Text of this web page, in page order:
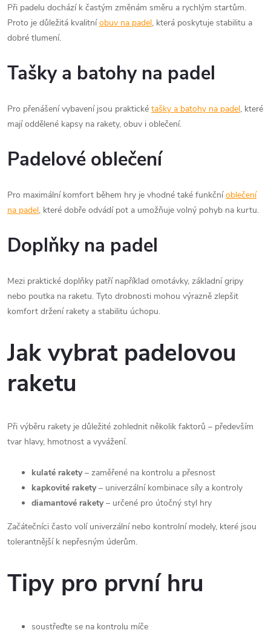
Při padelu dochází k častým změnám směru a rychlým startům.
Proto je důležitá kvalitníobuv na padel, která poskytuje stabilitu a
dobré tlumení.
Tašky a batohy na padel
Pro přenášení vybavení jsou praktické tašky a batohy na padel, které
mají oddělené kapsy na rakety, obuv i oblečení.
Padelové oblečení
Pro maximální komfort během hry je vhodné také funkčníoblečení
na padel, které dobře odvádí pot a umožňuje volný pohyb na kurtu.
Doplňky na padel
Mezi praktické doplňky patří například omotávky, základní gripy
nebo poutka na raketu. Tyto drobnosti mohou výrazně zlepšit
komfort držení rakety a stabilitu úchopu.
Jak vybrat padelovou
raketu
Při výběru rakety je důležité zohlednit několik faktorů – především
tvar hlavy, hmotnost a vyvážení.
kulaté rakety– zaměřené na kontrolu a přesnost
kapkovité rakety– univerzální kombinace síly a kontroly
diamantové rakety– určené pro útočný styl hry
Začátečníci často volí univerzální nebo kontrolní modely, které jsou
tolerantnější k nepřesným úderům.
Tipy pro první hru
soustřeďte se na kontrolu míče